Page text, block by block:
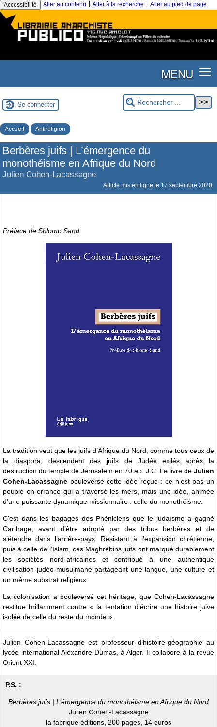
Accessibilité Aller au contenu Aller à la recherche Aller au pied de page
MENU
Se connecter
Accueil Antireligion
Berbères juifs | L’émergence du
monothéisme en Afrique du Nord
Julien Cohen-Lacassagne
Article mis en ligne le 17 septembre 2020
Préface de Shlomo Sand
La tradition veut que les juifs d’Afrique du Nord, comme tous ceux de
la diaspora, descendent des juifs de Judée exilés après la
destruction du temple de Jérusalem en 70 ap. J.C. Le livre de Julien
Cohen-Lacassagne bouleverse cette idée reçue : ce n’est pas un
peuple en errance qui a traversé les mers, mais une idée, animée
d’une puissante dynamique missionnaire : celle du monothéisme.
C’est dans les bagages des Phéniciens que le judaïsme a gagné
Carthage, avant d’être adopté par des tribus berbères et de
s’étendre dans l’arrière-pays. Résistant à l’expansion chrétienne,
puis à celle de l’Islam, ces Maghrébins juifs ont marqué durablement
les sociétés nord-africaines et contribué à une authentique
civilisation judéo-musulmane partageant une langue, une culture et
un même substrat religieux.
La colonisation a bouleversé cet héritage, que Cohen-Lacassagne
restitue brillamment contre « la tentation d’écrire une histoire juive
isolée de celle du reste du monde ».
Julien Cohen-Lacassagne est professeur d’histoire-géographie au
lycée international Alexandre Dumas, à Alger. Il collabore à la revue
Orient XXI.
P.S. :
Berbères juifs | L’émergence du monothéisme en Afrique du Nord
Julien Cohen-Lacassagne
la fabrique éditions, 200 pages, 14 euros